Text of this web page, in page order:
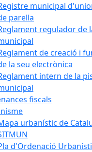
municipal
parella
regulador de
de creació i
la seu electrònica
intern de la
fiscals
urbanístic de
d'Ordenació